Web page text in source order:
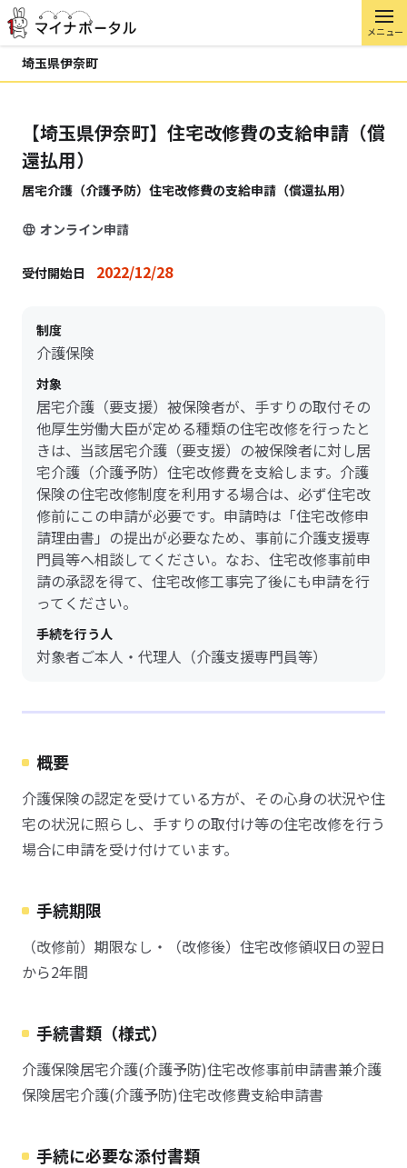
メニュー
埼玉県伊奈町
【埼玉県伊奈町】住宅改修費の支給申請（償
還払用）
居宅介護（介護予防）住宅改修費の支給申請（償還払用）
オンライン申請
受付開始日 2022/12/28
制度
介護保険
対象
居宅介護（要支援）被保険者が、手すりの取付その
他厚生労働大臣が定める種類の住宅改修を行ったと
きは、当該居宅介護（要支援）の被保険者に対し居
宅介護（介護予防）住宅改修費を支給します。介護
保険の住宅改修制度を利用する場合は、必ず住宅改
修前にこの申請が必要です。申請時は「住宅改修申
請理由書」の提出が必要なため、事前に介護支援専
門員等へ相談してください。なお、住宅改修事前申
請の承認を得て、住宅改修工事完了後にも申請を行
ってください。
手続を行う人
対象者ご本人・代理人（介護支援専門員等）
概要
介護保険の認定を受けている方が、その心身の状況や住
宅の状況に照らし、手すりの取付け等の住宅改修を行う
場合に申請を受け付けています。
手続期限
（改修前）期限なし・（改修後）住宅改修領収日の翌日
から2年間
手続書類（様式）
介護保険居宅介護(介護予防)住宅改修事前申請書兼介護
保険居宅介護(介護予防)住宅改修費支給申請書
手続に必要な添付書類